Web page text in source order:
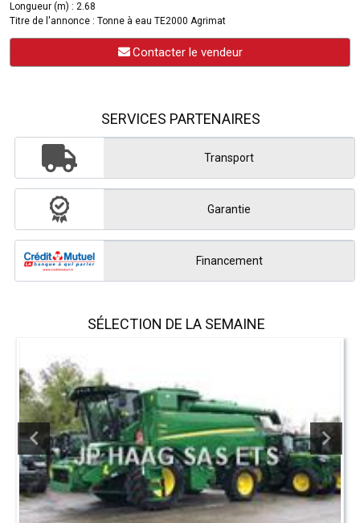
Longueur (m) : 2.68
Titre de l'annonce : Tonne à eau TE2000 Agrimat
Contacter le vendeur
SERVICES PARTENAIRES
Transport
Garantie
Financement
SÉLECTION DE LA SEMAINE